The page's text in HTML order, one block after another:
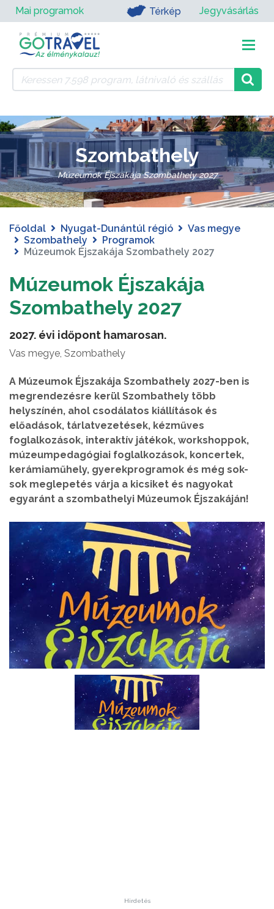
Mai programok Térkép Jegyvásárlás
Szombathely
Múzeumok Éjszakája Szombathely 2027
Főoldal Nyugat-Dunántúl régió
Vas megye
Szombathely
Programok
Múzeumok Éjszakája Szombathely 2027
Múzeumok Éjszakája
Szombathely 2027
2027. évi időpont hamarosan.
Vas megye, Szombathely
A Múzeumok Éjszakája Szombathely 2027-ben is
megrendezésre kerül Szombathely több
helyszínén, ahol csodálatos kiállítások és
előadások, tárlatvezetések, kézműves
foglalkozások, interaktív játékok, workshoppok,
múzeumpedagógiai foglalkozások, koncertek,
kerámiaműhely, gyerekprogramok és még sok-
sok meglepetés várja a kicsiket és nagyokat
egyaránt a szombathelyi Múzeumok Éjszakáján!
Hirdetés